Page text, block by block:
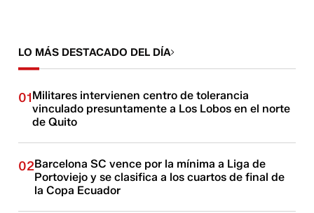
LO MÁS DESTACADO DEL DÍA
01Militares intervienen centro de tolerancia
vinculado presuntamente a Los Lobos en el norte
de Quito
02Barcelona SC vence por la mínima a Liga de
Portoviejo y se clasifica a los cuartos de final de
la Copa Ecuador